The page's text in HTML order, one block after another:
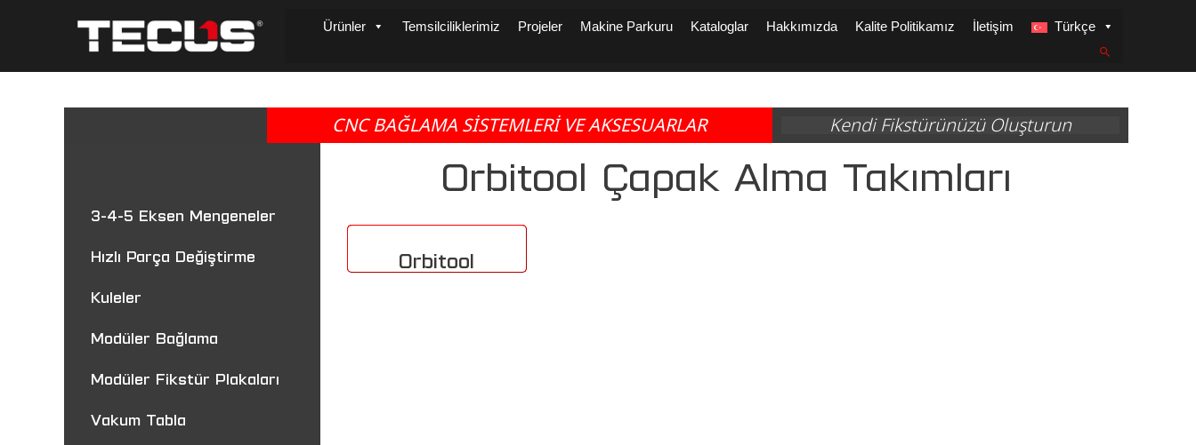
Ürünler Temsilciliklerimiz Projeler Makine Parkuru Kataloglar Hakkımızda Kalite Politikamız İletişim Türkçe
CNC BAĞLAMA SİSTEMLERİ VE AKSESUARLAR Kendi Fikstürünüzü Oluşturun
3-4-5 Eksen Mengeneler
Hızlı Parça Değiştirme
Kuleler
Modüler Bağlama
Modüler Fikstür Plakaları
Vakum Tabla
Orbitool Çapak Alma Takımları
Orbitool